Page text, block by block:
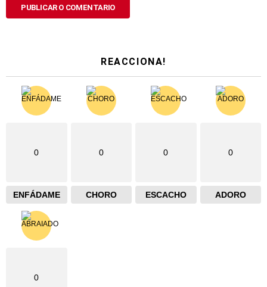
REACCIONA!
0
ENFÁDAME
0
CHORO
0
ESCACHO
0
ADORO
0